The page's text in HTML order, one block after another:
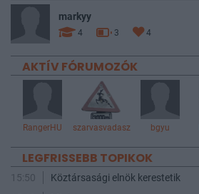
markyy
4 3 4
AKTÍV FÓRUMOZÓK
RangerHU szarvasvadasz bgyu
LEGFRISSEBB TOPIKOK
15:50
Köztársasági elnök kerestetik